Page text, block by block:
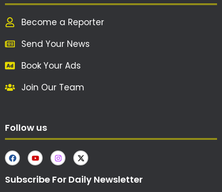
Become a Reporter
Send Your News
Book Your Ads
Join Our Team
Follow us
Subscribe For Daily Newsletter